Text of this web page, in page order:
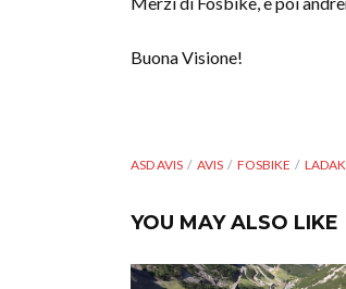
Buona Visione!
ASD AVIS AVIS FOSBIKE
YOU MAY ALSO LIKE